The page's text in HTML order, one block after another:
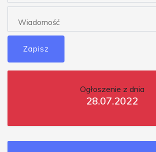
Zapisz
Ogłoszenie z dnia
28.07.2022